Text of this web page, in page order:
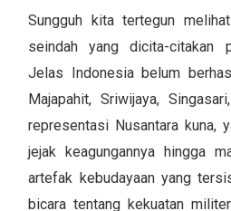
Sungguh kita tertegun
seindah yang dicita-citakan
Jelas Indonesia belum
Majapahit, Sriwijaya,
representasi Nusantara kuna,
jejak keagungannya hingga
artefak kebudayaan yang
bicara tentang kekuatan